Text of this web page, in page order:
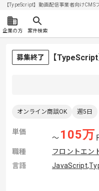
【TypeScript】動画配信事業者向け
企業の方 案件検索
募集終了 【
オンライン商談OK 週5日
単価
〜 105万
職種
フロントエン
言語
JavaScript,